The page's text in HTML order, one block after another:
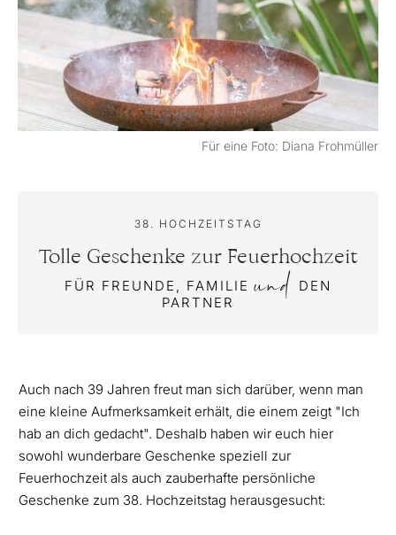
Für eine Foto: Diana Frohmüller
38. HOCHZEITSTAG
Tolle Geschenke zur Feuerhochzeit
FÜR FREUNDE, FAMILIEund
DEN
PARTNER
Auch nach 39 Jahren freut man sich darüber, wenn man
eine kleine Aufmerksamkeit erhält, die einem zeigt "Ich
hab an dich gedacht". Deshalb haben wir euch hier
sowohl wunderbare Geschenke speziell zur
Feuerhochzeit als auch zauberhafte persönliche
Geschenke zum 38. Hochzeitstag herausgesucht: